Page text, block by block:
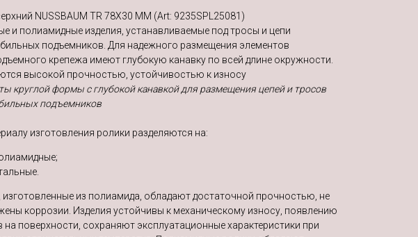
NUSSBAUM TR 78X30 ММ (Art: 9235SPL25081)
и полиамидные изделия, устанавливаемые под тросы и цепи
подъемников. Для надежного размещения элементов
крепежа имеют глубокую канавку по всей длине окружности.
высокой прочностью, устойчивостью к износу
круглой формы с глубокой канавкой для размещения цепей и тросов
подъемников
изготовления ролики разделяются на:
изготовленные из полиамида, обладают достаточной прочностью, не
коррозии. Изделия устойчивы к механическому износу, появлению
на поверхности, сохраняют эксплуатационные характеристики при